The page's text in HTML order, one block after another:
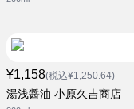
¥1,158(税込¥1,250.64)
湯浅醤油 小原久吉商店